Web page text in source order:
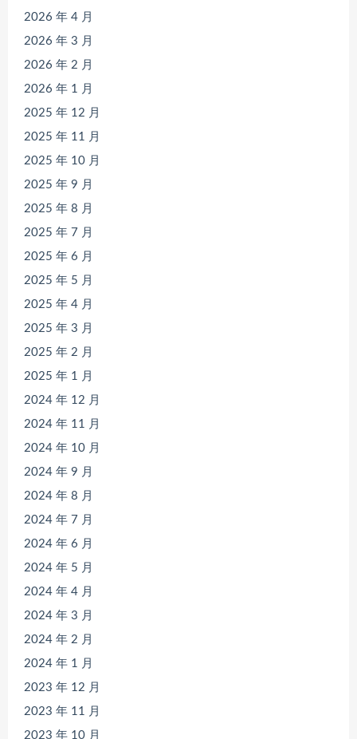
2026 年 4 月
2026 年 3 月
2026 年 2 月
2026 年 1 月
2025 年 12 月
2025 年 11 月
2025 年 10 月
2025 年 9 月
2025 年 8 月
2025 年 7 月
2025 年 6 月
2025 年 5 月
2025 年 4 月
2025 年 3 月
2025 年 2 月
2025 年 1 月
2024 年 12 月
2024 年 11 月
2024 年 10 月
2024 年 9 月
2024 年 8 月
2024 年 7 月
2024 年 6 月
2024 年 5 月
2024 年 4 月
2024 年 3 月
2024 年 2 月
2024 年 1 月
2023 年 12 月
2023 年 11 月
2023 年 10 月